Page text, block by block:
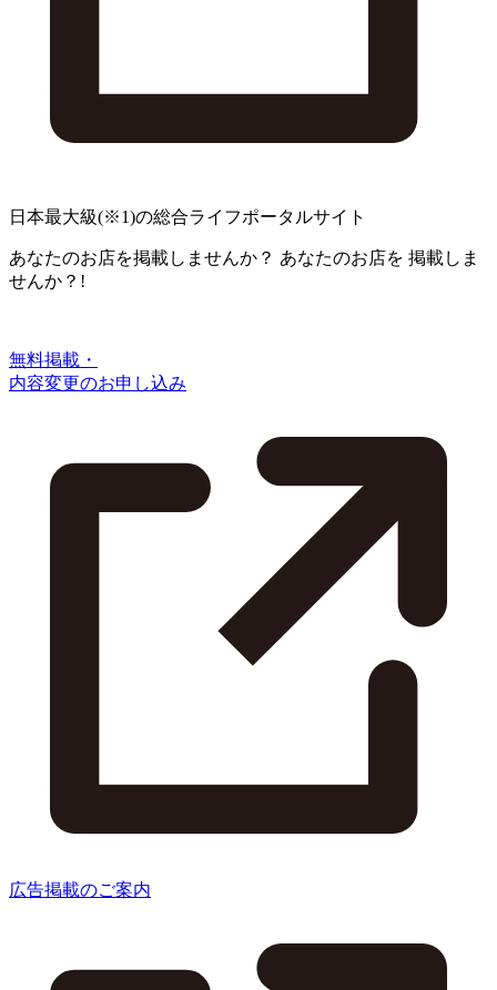
日本最大級(※1)の総合ライフポータルサイト
あなたのお店を掲載しませんか？ あなたのお店を 掲載しま
せんか？!
無料掲載・
内容変更のお申し込み
広告掲載のご案内